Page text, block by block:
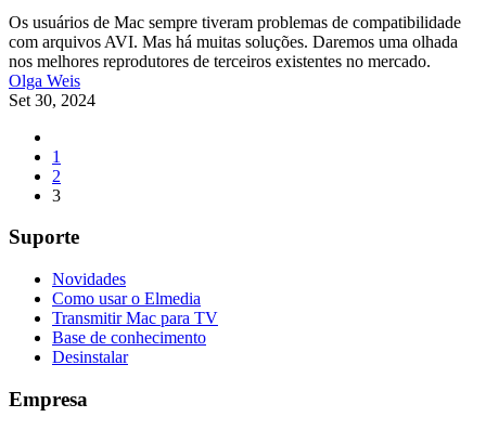
Os usuários de Mac sempre tiveram problemas de compatibilidade
com arquivos AVI. Mas há muitas soluções. Daremos uma olhada
nos melhores reprodutores de terceiros existentes no mercado.
Olga Weis
Set 30, 2024
1
2
3
Suporte
Novidades
Como usar o Elmedia
Transmitir Mac para TV
Base de conhecimento
Desinstalar
Empresa